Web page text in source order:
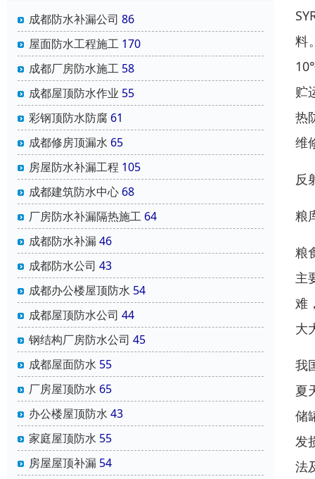
成都防水补漏公司 86
屋面防水工程施工 170
成都厂房防水施工 58
成都屋顶防水作业 55
彩钢顶防水防腐 61
成都修房顶漏水 65
房屋防水补漏工程 105
成都建筑防水中心 68
厂房防水补漏隔热施工 64
成都防水补漏46
成都防水公司 43
成都办公楼屋顶防水 54
成都屋顶防水公司 44
钢结构厂房防水公司 45
成都屋面防水 55
厂房屋顶防水 65
办公楼屋顶防水 43
家庭屋顶防水 55
房屋屋顶补漏 54
料
贮
热
维
反
粮
粮
主
难
大
我
夏
储
发
法